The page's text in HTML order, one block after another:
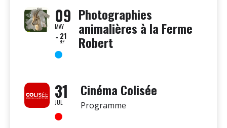
09
MAY
21
SEP
Photographies
animalières à la Ferme
Robert
31
JUL
Cinéma Colisée
Programme